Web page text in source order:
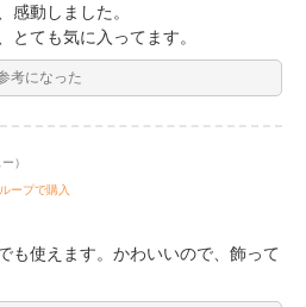
感動しました。
とても気に入ってます。
考になった
）
ープで購入
も使えます。かわいいので、飾って